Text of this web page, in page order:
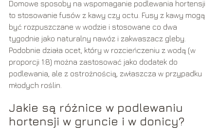
Domowe sposoby na wspomaganie podlewania hortensji
to stosowanie fusów z kawy czy octu. Fusy z kawy mogą
być rozpuszczane w wodzie i stosowane co dwa
tygodnie jako naturalny nawóz i zakwaszacz gleby.
Podobnie działa ocet, który w rozcieńczeniu z wodą (w
proporcji 1:8) można zastosować jako dodatek do
podlewania, ale z ostrożnością, zwłaszcza w przypadku
młodych roślin.
Jakie są różnice w podlewaniu
hortensji w gruncie i w donicy?